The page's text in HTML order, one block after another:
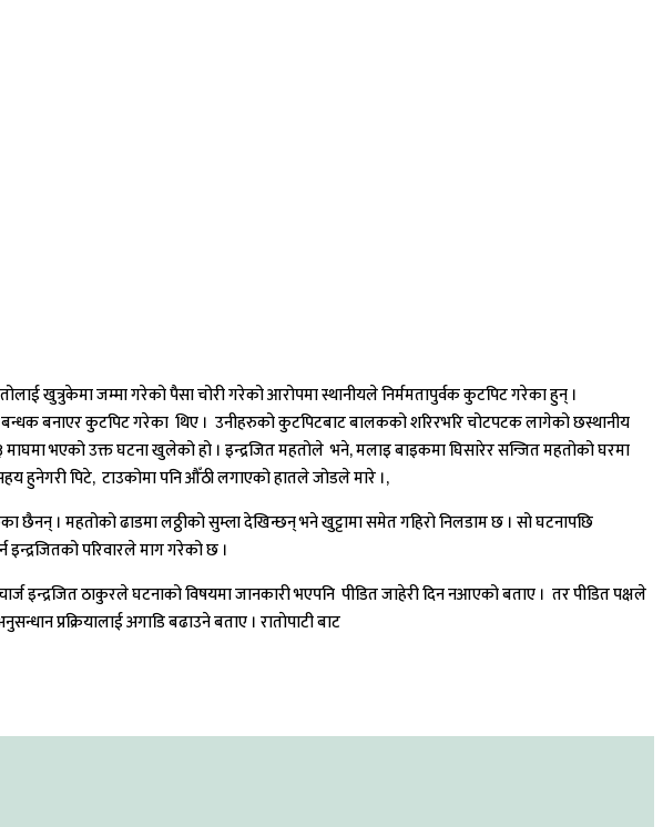
खुत्रुकेमा जम्मा गरेको पैसा चोरी गरेको आरोपमा स्थानीयले निर्ममतापुर्वक कुटपिट गरेका हुन् ।
बन्धक बनाएर कुटपिट गरेका थिए । उनीहरुको कुटपिटबाट बालकको शरिरभरि चोटपटक लागेको छस्थानीय
माघमा भएको उक्त घटना खुलेको हो । इन्द्रजित महतोले भने, मलाइ बाइकमा घिसारेर सन्जित महतोको घरमा
हुनेगरी पिटे, टाउकोमा पनि औँठी लगाएको हातले जोडले मारे ।,
छैनन् । महतोको ढाडमा लठ्ठीको सुम्ला देखिन्छन् भने खुट्टामा समेत गहिरो निलडाम छ । सो घटनापछि
परिवारले माग गरेको छ ।
इन्द्रजित ठाकुरले घटनाको विषयमा जानकारी भएपनि पीडित जाहेरी दिन नआएको बताए । तर पीडित पक्षले
प्रक्रियालाई अगाडि बढाउने बताए । राताेपाटी बाट